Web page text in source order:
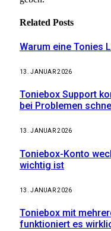
Related Posts
Warum eine Tonies
13. JANUAR 2026
Toniebox Support
bei Problemen
13. JANUAR 2026
Toniebox-Konto
wichtig ist
13. JANUAR 2026
Toniebox mit
funktioniert es